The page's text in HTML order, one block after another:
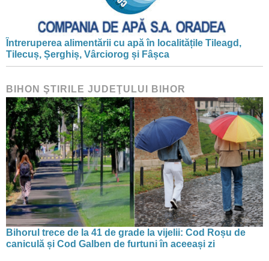
Întreruperea alimentării cu apă în localitățile Tileagd,
Tilecuș, Șerghiș, Vârciorog și Fâșca
BIHON ŞTIRILE JUDEŢULUI BIHOR
Bihorul trece de la 41 de grade la vijelii: Cod Roșu de
caniculă și Cod Galben de furtuni în aceeași zi